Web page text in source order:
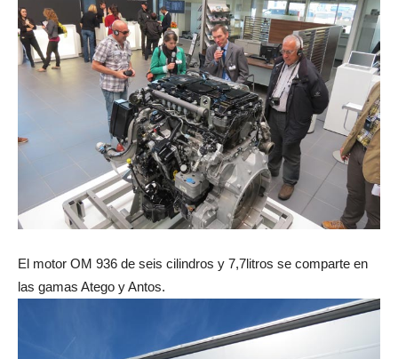
El motor OM 936 de seis cilindros y 7,7litros se comparte en
las gamas Atego y Antos.